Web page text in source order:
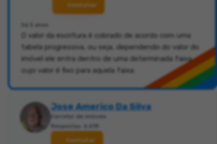
Contatar
há 5 anos
O valor da escritura é cobrado de acordo com uma
tabela progressiva, ou seja, dependendo do valor do
imóvel ele entra dentro de uma determinada faixa
cujo valor é fixo para aquela faixa.
Jose Americo Da Silva
Corretor de imóveis
Respostas: 6.678
Contatar